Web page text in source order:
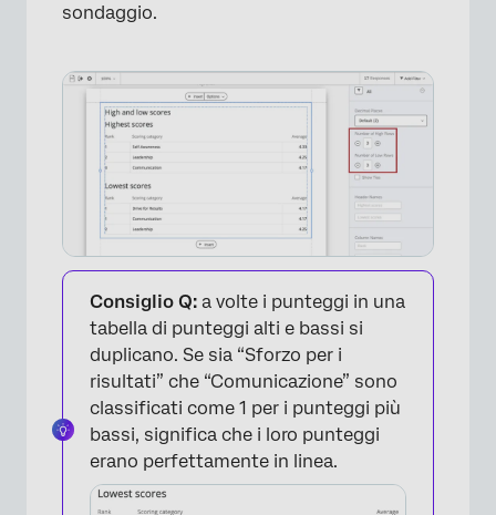
×
sondaggio.
Consiglio Q: a volte i punteggi in una
tabella di punteggi alti e bassi si
duplicano. Se sia “Sforzo per i
risultati” che “Comunicazione” sono
classificati come 1 per i punteggi più
bassi, significa che i loro punteggi
erano perfettamente in linea.